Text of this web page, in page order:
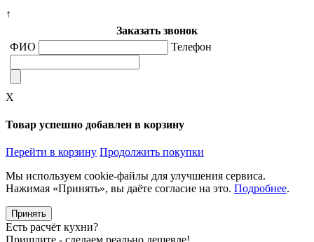
↑
Заказать звонок
ФИО
Телефон
X
Товар успешно добавлен в корзину
Перейти в корзину Продолжить покупки
Мы используем cookie-файлы для улучшения сервиса.
Нажимая «Принять», вы даёте согласие на это. Подробнее.
Принять
Есть расчёт кухни?